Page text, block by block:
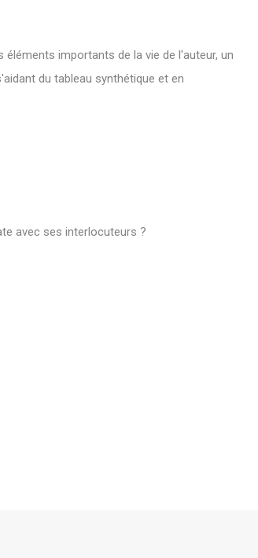
importants de la vie de l'auteur, un
du tableau synthétique et en
avec ses interlocuteurs ?